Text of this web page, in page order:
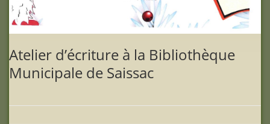
Atelier d’écriture à la Bibliothèque
Municipale de Saissac